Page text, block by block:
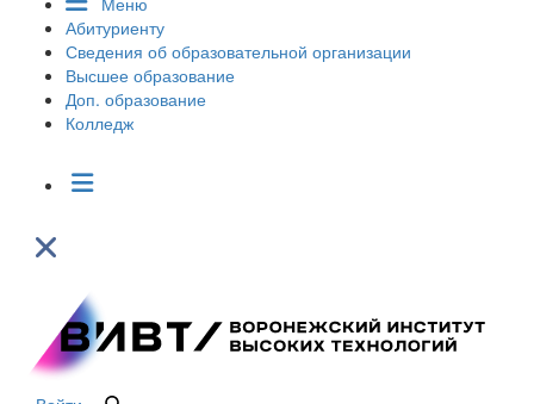
Абитуриенту
Сведения об образовательной организации
Высшее образование
Доп. образование
Колледж